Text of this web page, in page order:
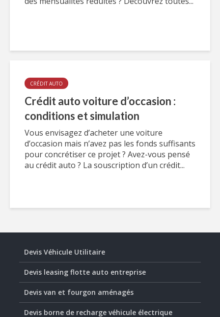
CRÉDIT AUTO
Crédit auto voiture d’occasion :
conditions et simulation
Vous envisagez d’acheter une voiture
d’occasion mais n’avez pas les fonds suffisants
pour concrétiser ce projet ? Avez-vous pensé
au crédit auto ? La souscription d’un crédit...
Devis Véhicule Utilitaire
Devis leasing flotte auto entreprise
Devis van et fourgon aménagés
Devis borne de recharge véhicule électrique